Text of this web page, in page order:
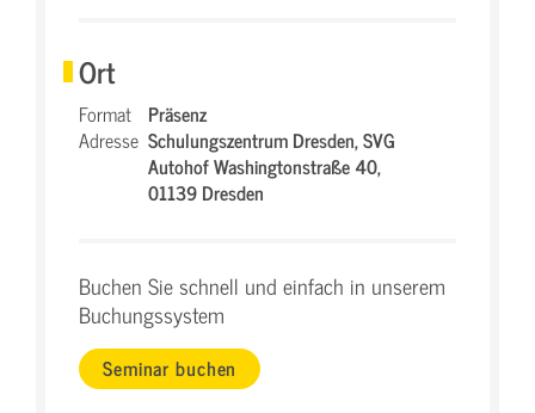
Ort
Format Präsenz
Adresse Schulungszentrum Dresden,SVG
Autohof Washingtonstraße 40,
01139 Dresden
Buchen Sie schnell und einfach in unserem
Buchungssystem
Seminar buchen